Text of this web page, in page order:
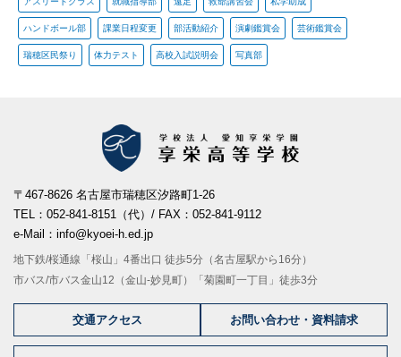
ハンドボール部 課業日程変更 部活動紹介 演劇鑑賞会 芸術鑑賞会
瑞穂区民祭り 体力テスト 高校入試説明会 写真部
〒467-8626 名古屋市瑞穂区汐路町1-26
TEL：052-841-8151（代）/ FAX：052-841-9112
e-Mail：info@kyoei-h.ed.jp
地下鉄/桜通線「桜山」4番出口 徒歩5分（名古屋駅から16分）
市バス/市バス金山12（金山-妙見町）「菊園町一丁目」徒歩3分
交通アクセス お問い合わせ・資料請求